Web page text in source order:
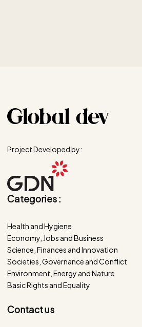
Project Developed by:
Categories :
Health and Hygiene
Economy, Jobs and Business
Science, Finances and Innovation
Societies, Governance and Conflict
Environment, Energy and Nature
Basic Rights and Equality
Contact us